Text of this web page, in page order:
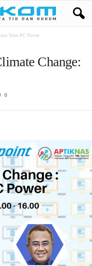
Your PC Power
Change:
0